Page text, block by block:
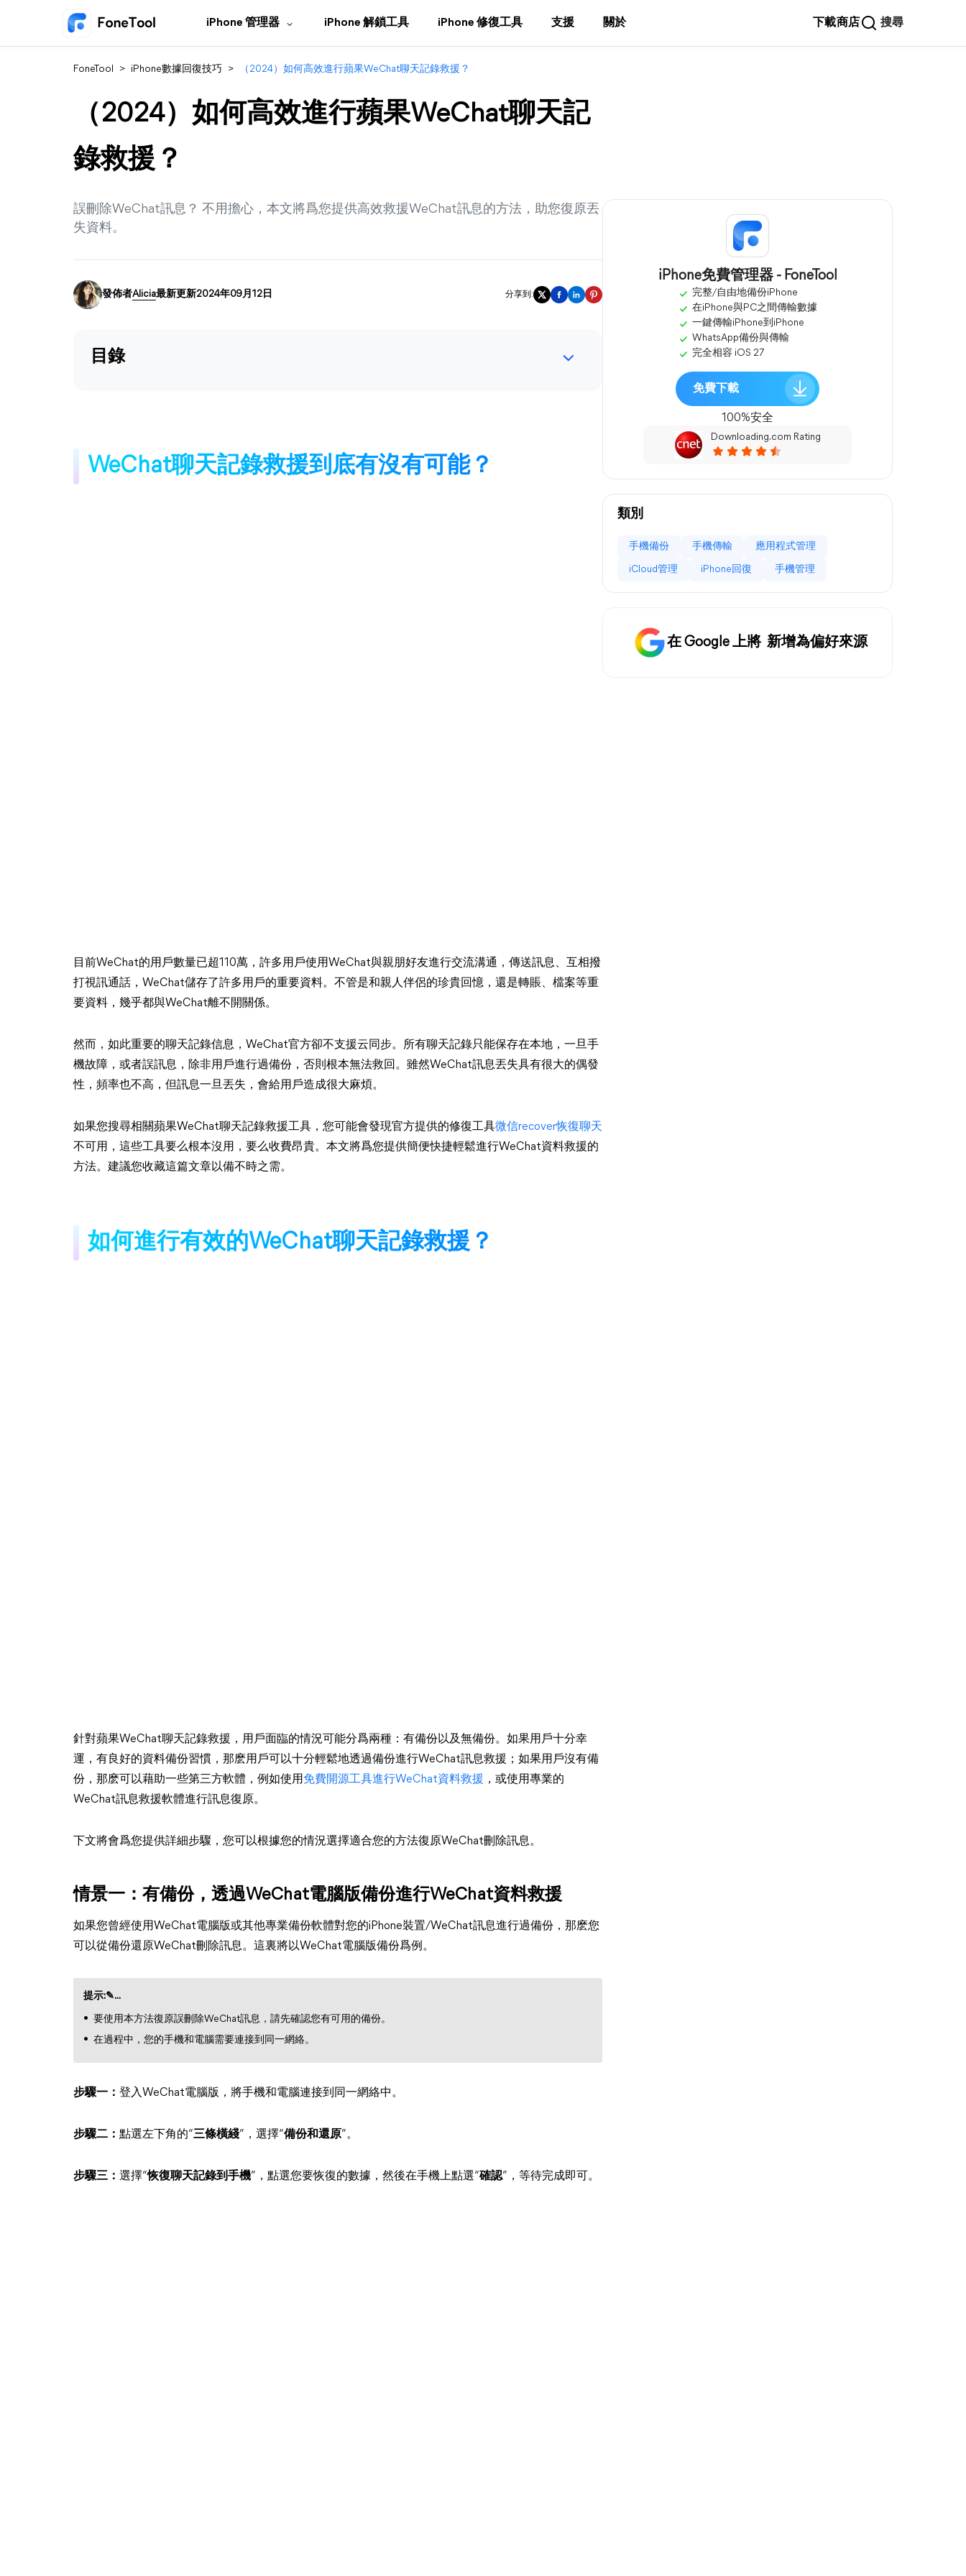
iPhone 管理器 iPhone 解鎖工具 iPhone 修復工具 支援 關於 下載商店 搜尋
FoneTool > iPhone數據回復技巧 > （2024）如何高效進行蘋果WeChat聊天記錄救援？
（2024）如何高效進行蘋果WeChat聊天記
錄救援？
誤刪除WeChat訊息？ 不用擔心，本文將爲您提供高效救援WeChat訊息的方法，助您復原丟
失資料。
發佈者Alicia最新更新2024年09月12日 分享到:
目錄
WeChat聊天記錄救援到底有沒有可能？
目前WeChat的用戶數量已超110萬，許多用戶使用WeChat與親朋好友進行交流溝通，傳送訊息、互相撥
打視訊通話，WeChat儲存了許多用戶的重要資料。不管是和親人伴侶的珍貴回憶，還是轉賬、檔案等重
要資料，幾乎都與WeChat離不開關係。
然而，如此重要的聊天記錄信息，WeChat官方卻不支援云同步。所有聊天記錄只能保存在本地，一旦手
機故障，或者誤訊息，除非用戶進行過備份，否則根本無法救回。雖然WeChat訊息丟失具有很大的偶發
性，頻率也不高，但訊息一旦丟失，會給用戶造成很大麻煩。
如果您搜尋相關蘋果WeChat聊天記錄救援工具，您可能會發現官方提供的修復工具微信recover恢復聊天
不可用，這些工具要么根本沒用，要么收費昂貴。本文將爲您提供簡便快捷輕鬆進行WeChat資料救援的
方法。建議您收藏這篇文章以備不時之需。
如何進行有效的WeChat聊天記錄救援？
針對蘋果WeChat聊天記錄救援，用戶面臨的情況可能分爲兩種：有備份以及無備份。如果用戶十分幸
運，有良好的資料備份習慣，那麽用戶可以十分輕鬆地透過備份進行WeChat訊息救援；如果用戶沒有備
份，那麽可以藉助一些第三方軟體，例如使用 免費開源工具進行WeChat資料救援 ，或使用專業的
WeChat訊息救援軟體進行訊息復原。
下文將會爲您提供詳細步驟，您可以根據您的情況選擇適合您的方法復原WeChat刪除訊息。
情景一：有備份，透過WeChat電腦版備份進行WeChat資料救援
如果您曾經使用WeChat電腦版或其他專業備份軟體對您的iPhone裝置/WeChat訊息進行過備份，那麽您
可以從備份還原WeChat刪除訊息。這裏將以WeChat電腦版備份爲例。
提示:✎...
要使用本方法復原誤刪除WeChat訊息，請先確認您有可用的備份。
在過程中，您的手機和電腦需要連接到同一網絡。
步驟一： 登入WeChat電腦版，將手機和電腦連接到同一網絡中。
步驟二： 點選左下角的“三條橫綫”，選擇“備份和還原”。
步驟三： 選擇“恢復聊天記錄到手機”，點選您要恢復的數據，然後在手機上點選“確認”，等待完成即可。
iPhone免費管理器 - FoneTool
完整/自由地備份iPhone
在iPhone與PC之間傳輸數據
一鍵傳輸iPhone到iPhone
WhatsApp備份與傳輸
完全相容 iOS 27
免費下載
100%安全
Downloading.com Rating
類別
手機備份 手機傳輸 應用程式管理
iCloud管理 iPhone回復 手機管理
在 Google 上將 新增為偏好來源